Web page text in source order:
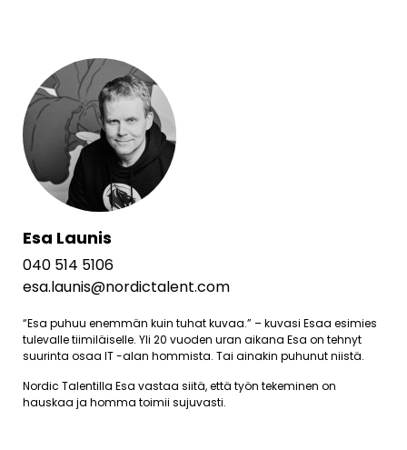
Esa Launis
040 514 5106
esa.launis@nordictalent.com
“Esa puhuu enemmän kuin tuhat kuvaa.” – kuvasi Esaa esimies
tulevalle tiimiläiselle. Yli 20 vuoden uran aikana Esa on tehnyt
suurinta osaa IT -alan hommista. Tai ainakin puhunut niistä.
Nordic Talentilla Esa vastaa siitä, että työn tekeminen on
hauskaa ja homma toimii sujuvasti.